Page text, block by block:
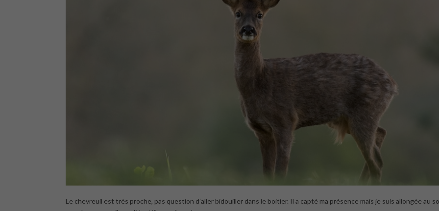
Le chevreuil est très proche, pas question d’aller bidouiller dans le boitier. Il a capté ma présence mais je suis allongée au